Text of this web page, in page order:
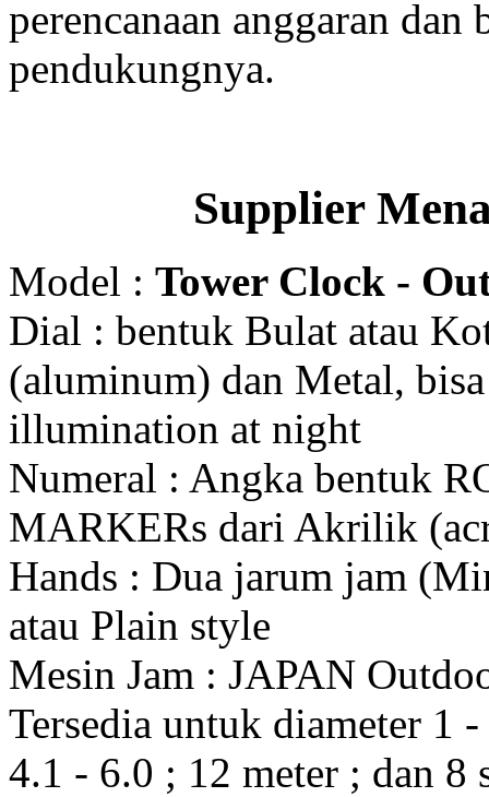
perencanaan anggaran
pendukungnya.
Supplier
Model : Tower Clock -
Dial : bentuk Bulat atau
(aluminum) dan Metal,
illumination at night
Numeral : Angka bentuk
MARKERs dari Akrilik
Hands : Dua jarum jam
atau Plain style
Mesin Jam : JAPAN
Tersedia untuk diameter 1
4.1 - 6.0 ; 12 meter ; dan 8